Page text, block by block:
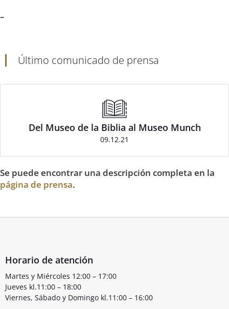
–
Último comunicado de prensa
Del Museo de la Biblia al Museo Munch
09.12.21
Se puede encontrar una descripción completa en la
página de prensa.
Horario de atención
Martes y Miércoles 12:00 – 17:00
Jueves kl.11:00 – 18:00
Viernes, Sábado y Domingo kl.11:00 – 16:00